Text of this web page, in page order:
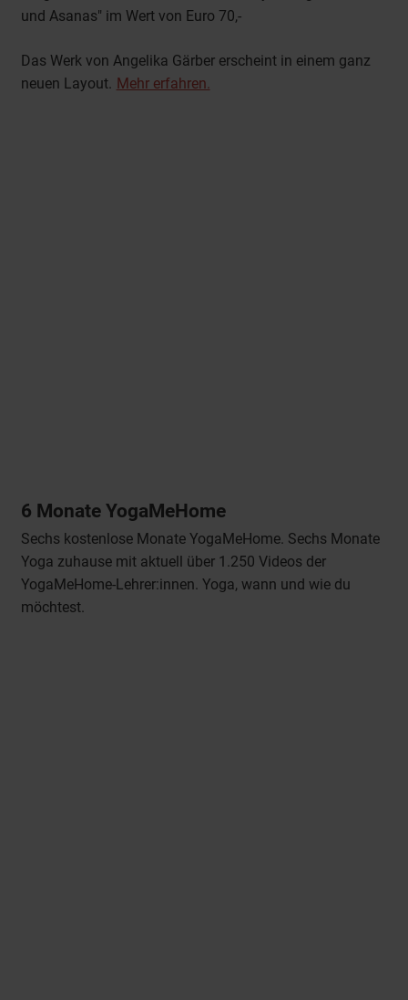
und Asanas" im Wert von Euro 70,-
Das Werk von Angelika Gärber erscheint in einem ganz
neuen Layout. Mehr erfahren.
6 Monate YogaMeHome
Sechs kostenlose Monate YogaMeHome. Sechs Monate
Yoga zuhause mit aktuell über 1.250 Videos der
YogaMeHome-Lehrer:innen. Yoga, wann und wie du
möchtest.